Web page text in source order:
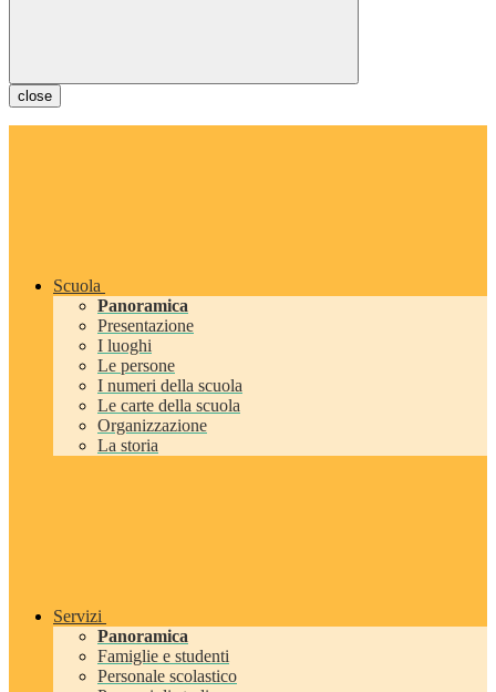
close
Scuola
Panoramica
Presentazione
I luoghi
Le persone
I numeri della scuola
Le carte della scuola
Organizzazione
La storia
Servizi
Panoramica
Famiglie e studenti
Personale scolastico